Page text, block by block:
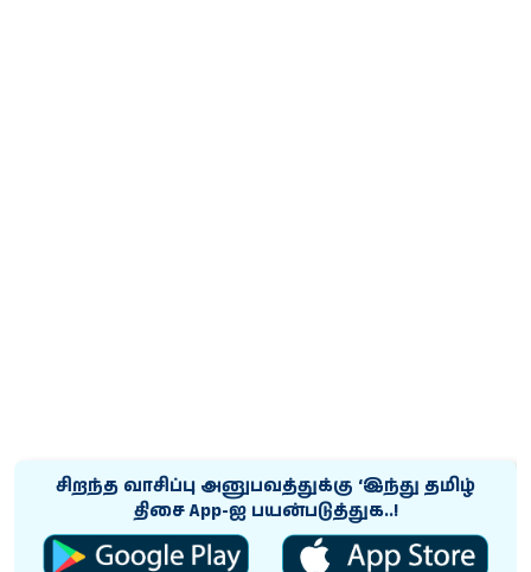
சிறந்த வாசிப்பு அனுபவத்துக்கு ‘இந்து தமிழ்
திசை App-ஐ பயன்படுத்துக..!